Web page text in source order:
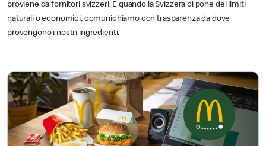
proviene da fornitori svizzeri. E quando la Svizzera ci pone dei limiti
naturali o economici, comunichiamo con trasparenza da dove
provengono i nostri ingredienti.